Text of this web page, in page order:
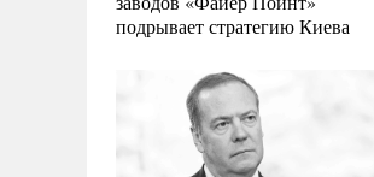
подрывает стратегию Киева